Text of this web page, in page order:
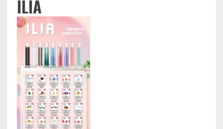
ILIA